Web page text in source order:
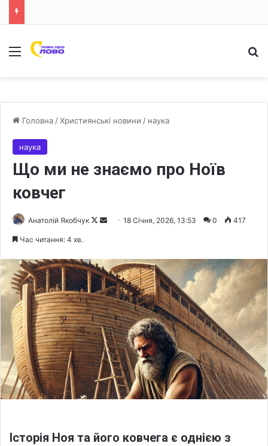
Меню
Головна /Християнські новини / наука
наука
Що ми не знаємо про Ноїв
ковчег
Анатолій Якобчук
F
o
w
o
n
X
a
n
e
m
a
i
l
18 Січня, 2026, 13:53 0 417
Час читання: 4 хв.
Історія Ноя та його ковчега є однією з